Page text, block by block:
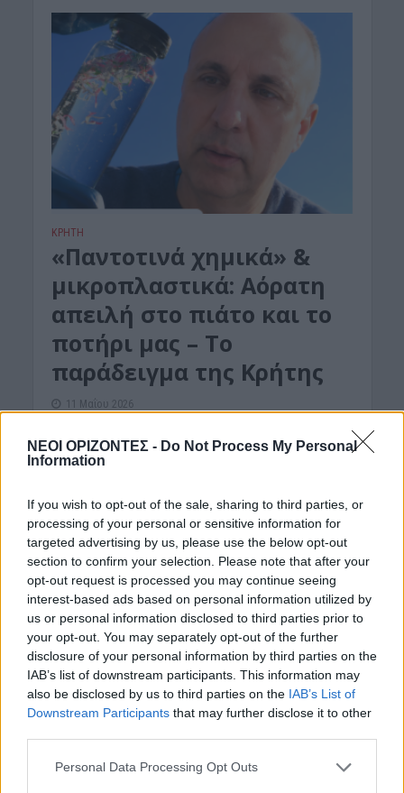
ΝΕΟΙ ΟΡΙΖΟΝΤΕΣ - Do Not Process My Personal
Information
If you wish to opt-out of the sale, sharing to third parties, or
processing of your personal or sensitive information for
targeted advertising by us, please use the below opt-out
section to confirm your selection. Please note that after your
opt-out request is processed you may continue seeing
interest-based ads based on personal information utilized by
us or personal information disclosed to third parties prior to
your opt-out. You may separately opt-out of the further
disclosure of your personal information by third parties on the
IAB’s list of downstream participants. This information may
also be disclosed by us to third parties on the IAB’s List of
Downstream Participants that may further disclose it to other
Personal Data Processing Opt Outs
ΚΡΗΤΗ
«Παντοτινά χημικά» &
μικροπλαστικά: Αόρατη
απειλή στο πιάτο και το
ποτήρι μας – Το
παράδειγμα της Κρήτης
11 Μαΐου 2026
Αόρατοι, τοξικοί και… παντοτινοί. Τα PFAS, γνωστά
ως “παντοτινά χημικά”, έχουν μολύνει τον
αναγκάζοντας την...
ΤΟΠΙΚΗ ΑΥΤΟΔΙΟΙΚΗΣΗ